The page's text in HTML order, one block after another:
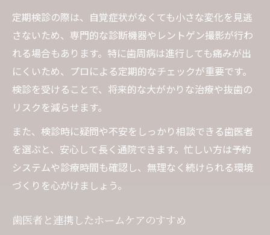
定期検診の際は、自覚症状がなくても小さな変化を見逃
さないため、専門的な診断機器やレントゲン撮影が行わ
れる場合もあります。特に歯周病は進行しても痛みが出
にくいため、プロによる定期的なチェックが重要です。
検診を受けることで、将来的な大がかりな治療や抜歯の
リスクを減らせます。
また、検診時に疑問や不安をしっかり相談できる歯医者
を選ぶと、安心して長く通院できます。忙しい方は予約
システムや診療時間も確認し、無理なく続けられる環境
づくりを心がけましょう。
歯医者と連携したホームケアのすすめ